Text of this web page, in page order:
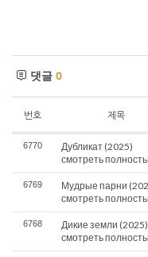
댓글 0
번호 제목
6770
Дубликат (2025)
смотреть
6769
Мудрые парни
смотреть
6768
Дикие земли (2025)
смотреть